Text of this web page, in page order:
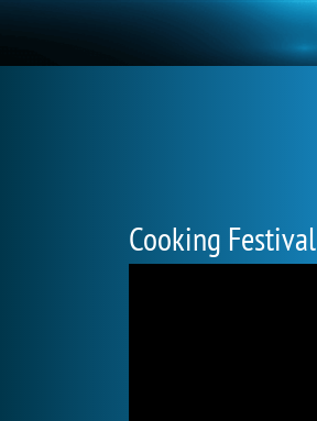
Cooking Festival